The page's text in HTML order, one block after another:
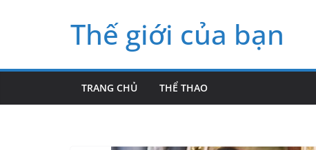
Thế giới của bạn
TRANG CHỦ THỂ THAO